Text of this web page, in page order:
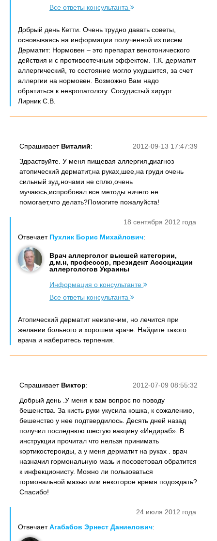
Все ответы консультанта
Добрый день Кетти. Очень трудно давать советы,
основываясь на информации полученной из писем.
Дерматит: Нормовен – это препарат венотонического
действия и с противоотечным эффектом. Т.К. дерматит
аллергический, то состояние могло ухудшится, за счет
аллергии на нормовен. Возможно Вам надо
обратиться к невропатологу. Сосудистый хирург
Лирник С.В.
2012-09-13 17:47:39
Спрашивает Виталий:
Здраствуйте. У меня пищевая аллергия,диагноз
атопический дерматит,на руках,шее,на груди очень
сильный зуд,ночами не сплю,очень
мучаюсь,испробовал все методы ничего не
помогает,что делать?Помогите пожалуйста!
18 сентября 2012 года
Отвечает Пухлик Борис Михайлович:
Врач аллерголог высшей категории,
д.м.н, профессор, президент Ассоциации
аллергологов Украины
Информация о консультанте
Все ответы консультанта
Атопический дерматит неизлечим, но лечится при
желании больного и хорошем враче. Найдите такого
врача и наберитесь терпения.
2012-07-09 08:55:32
Спрашивает Виктор:
Добрый день .У меня к вам вопрос по поводу
бешенства. За кисть руки укусила кошка, к сожалению,
бешенство у нее подтвердилось. Десять дней назад
получил последнюю шестую вакцину «Индираб». В
инструкции прочитал что нельзя принимать
кортикостероиды, а у меня дерматит на руках . врач
назначил гормональную мазь и посоветовал обратится
к инфекционисту. Можно ли пользоваться
гормональной мазью или некоторое время подождать?
Спасибо!
24 июля 2012 года
ОтвечаетАгабабов Эрнест Даниелович: